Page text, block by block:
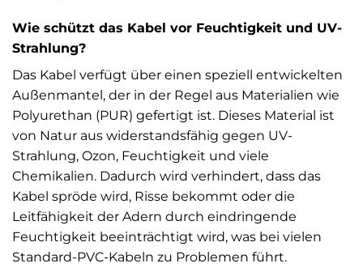
Wie schützt das Kabel vor Feuchtigkeit und UV-
Strahlung?
Das Kabel verfügt über einen speziell entwickelten
Außenmantel, der in der Regel aus Materialien wie
Polyurethan (PUR) gefertigt ist. Dieses Material ist
von Natur aus widerstandsfähig gegen UV-
Strahlung, Ozon, Feuchtigkeit und viele
Chemikalien. Dadurch wird verhindert, dass das
Kabel spröde wird, Risse bekommt oder die
Leitfähigkeit der Adern durch eindringende
Feuchtigkeit beeinträchtigt wird, was bei vielen
Standard-PVC-Kabeln zu Problemen führt.